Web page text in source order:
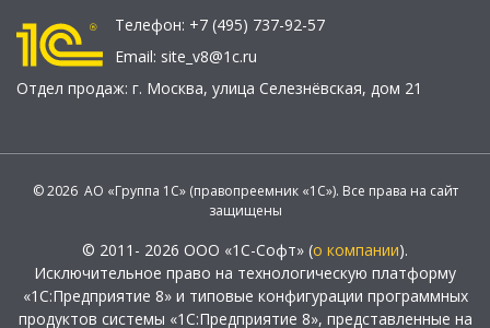
Телефон: +7 (495) 737-92-57
Email: site_v8@1c.ru
Отдел продаж: г. Москва, улица Селезнёвская, дом 21
© 2026 АО «Группа 1С» (правопреемник «1С»). Все права на сайт
защищены
© 2011- 2026 ООО «1С-Софт» (о компании).
Исключительное право на технологическую платформу
«1С:Предприятие 8» и типовые конфигурации программных
продуктов системы «1С:Предприятие 8», представленные на